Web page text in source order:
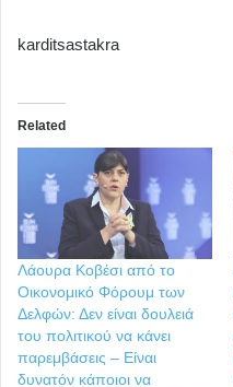
karditsastakra
Related
Λάουρα Κοβέσι από το
Οικονομικό Φόρουμ των
Δελφών: Δεν είναι δουλειά
του πολιτικού να κάνει
παρεμβάσεις – Είναι
δυνατόν κάποιοι να